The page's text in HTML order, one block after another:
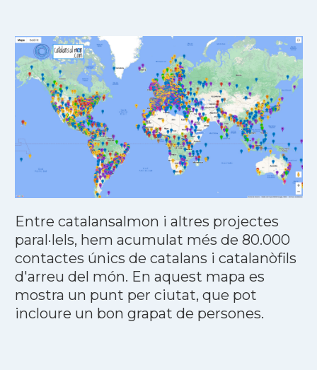
Entre catalansalmon i altres projectes
paral·lels, hem acumulat més de 80.000
contactes únics de catalans i catalanòfils
d'arreu del món. En aquest mapa es
mostra un punt per ciutat, que pot
incloure un bon grapat de persones.